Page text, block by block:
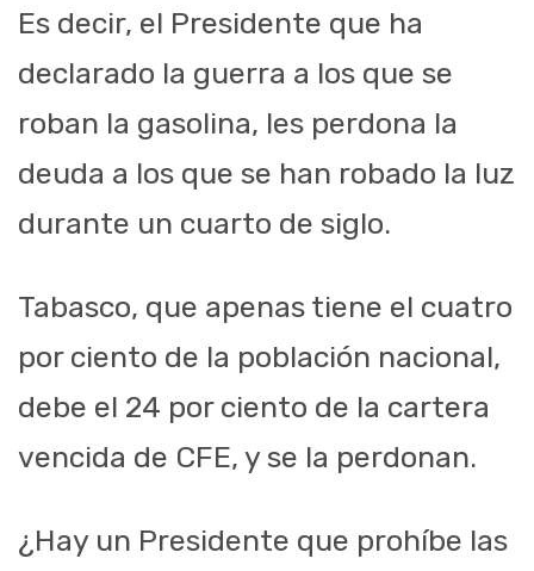
Es decir, el Presidente que ha
declarado la guerra a los que se
roban la gasolina, les perdona la
deuda a los que se han robado la luz
durante un cuarto de siglo.
Tabasco, que apenas tiene el cuatro
por ciento de la población nacional,
debe el 24 por ciento de la cartera
vencida de CFE, y se la perdonan.
¿Hay un Presidente que prohíbe las